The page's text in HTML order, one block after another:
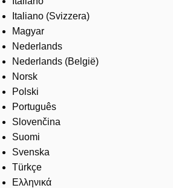
Italiano (Svizzera)
Magyar
Nederlands
Nederlands (België)
Norsk
Polski
Português
Slovenčina
Suomi
Svenska
Türkçe
Ελληνικά